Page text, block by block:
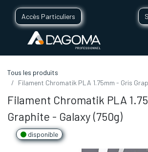
Accès Particuliers
Tous les produits
Filament Chromatik PLA 1.75mm - Gris
Filament Chromatik PLA
Graphite - Galaxy (750g)
disponible